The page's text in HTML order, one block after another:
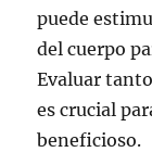
puede
del cuerpo
Evaluar
es crucial
beneficioso.